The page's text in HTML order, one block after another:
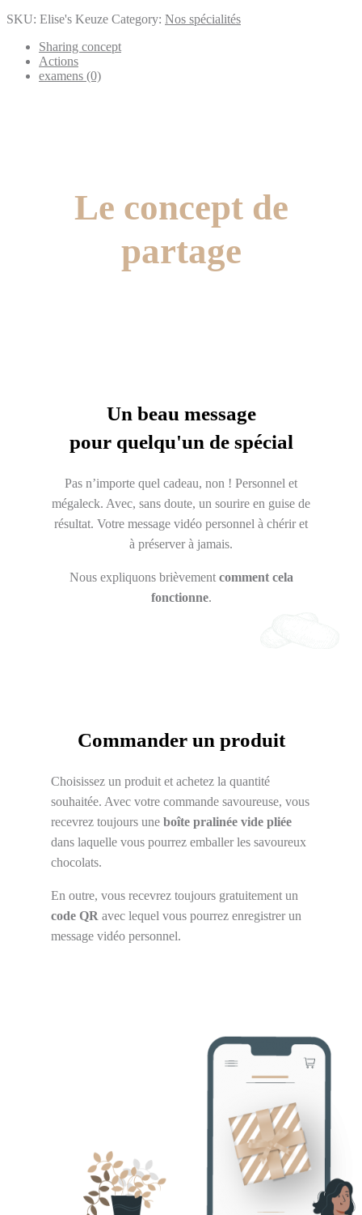
SKU: Elise's Keuze Category: Nos spécialités
Sharing concept
Actions
examens (0)
Le concept de
partage
Un beau message
pour quelqu'un de spécial
Pas n’importe quel cadeau, non ! Personnel et
mégaleck. Avec, sans doute, un sourire en guise de
résultat. Votre message vidéo personnel à chérir et
à préserver à jamais.
Nous expliquons brièvement comment cela
fonctionne.
Commander un produit
Choisissez un produit et achetez la quantité
souhaitée. Avec votre commande savoureuse, vous
recevrez toujours une boîte pralinée vide pliée
dans laquelle vous pourrez emballer les savoureux
chocolats.
En outre, vous recevrez toujours gratuitement un
code QR avec lequel vous pourrez enregistrer un
message vidéo personnel.